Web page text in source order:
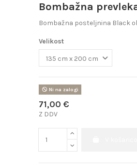
Bombažna
Bombažna posteljnina Black
Velikost
Ni na zalogi
71,00 €
Z DDV